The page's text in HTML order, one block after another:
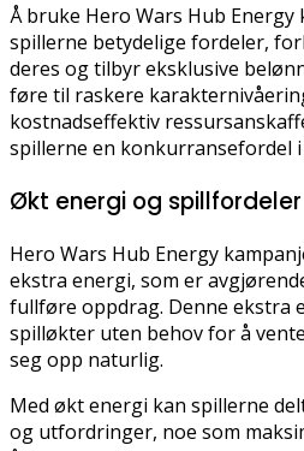
Å bruke Hero Wars Hub
spillerne betydelige fordeler,
deres og tilbyr eksklusive
føre til raskere
kostnadseffektiv
spillerne en konkurransefordel i
Økt energi og spillfordeler
Hero Wars Hub Energy
ekstra energi, som er
fullføre oppdrag. Denne ekstra
spilløkter uten behov for å
seg opp naturlig.
Med økt energi kan spillerne
og utfordringer, noe som